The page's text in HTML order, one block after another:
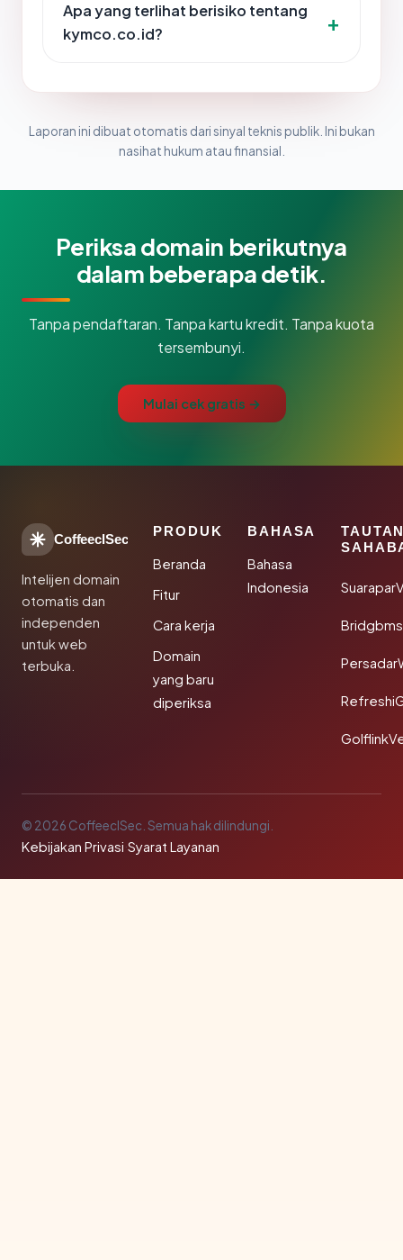
Apa yang terlihat berisiko tentang
kymco.co.id?
Laporan ini dibuat otomatis dari sinyal teknis publik. Ini bukan
nasihat hukum atau finansial.
Periksa domain berikutnya
dalam beberapa detik.
Tanpa pendaftaran. Tanpa kartu kredit. Tanpa kuota
tersembunyi.
Mulai cek gratis →
CoffeeclSec
Intelijen domain
otomatis dan
independen
untuk web
terbuka.
PRODUK
Beranda
Fitur
Cara kerja
Domain
yang baru
diperiksa
BAHASA
Bahasa
Indonesia
© 2026 CoffeeclSec. Semua hak dilindungi.
Kebijakan Privasi·Syarat Layanan